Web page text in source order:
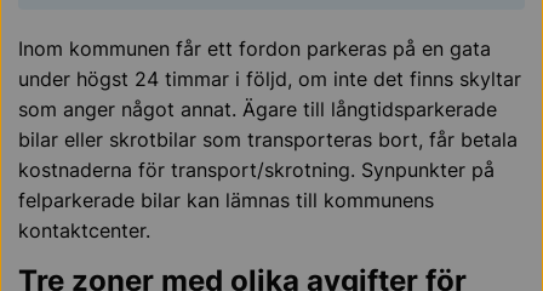
Inom kommunen får ett fordon parkeras på en gata
under högst 24 timmar i följd, om inte det finns skyltar
som anger något annat. Ägare till långtidsparkerade
bilar eller skrotbilar som transporteras bort, får betala
kostnaderna för transport/skrotning. Synpunkter på
felparkerade bilar kan lämnas till kommunens
kontaktcenter.
Tre zoner med olika avgifter för